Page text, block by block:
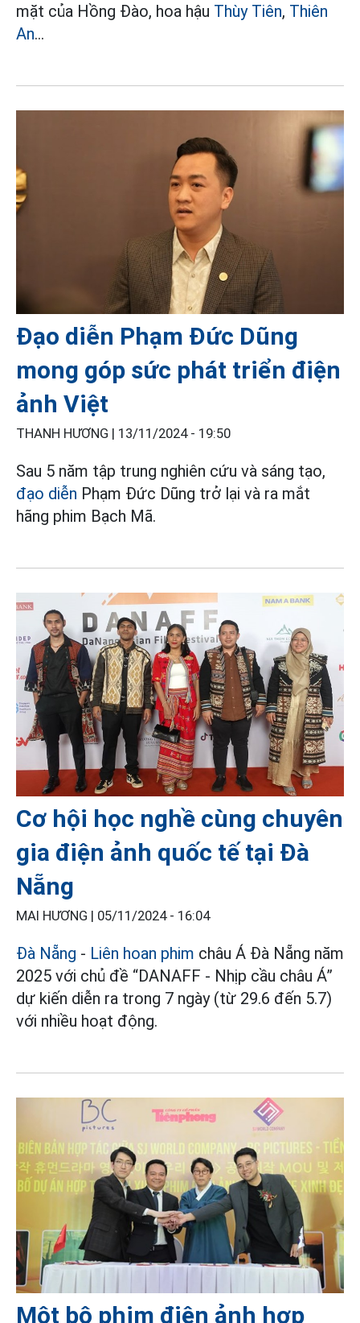
mặt của Hồng Đào, hoa hậu Thùy Tiên, Thiên
An...
Đạo diễn Phạm Đức Dũng
mong góp sức phát triển điện
ảnh Việt
THANH HƯƠNG | 13/11/2024 - 19:50
Sau 5 năm tập trung nghiên cứu và sáng tạo,
đạo diễn Phạm Đức Dũng trở lại và ra mắt
hãng phim Bạch Mã.
Cơ hội học nghề cùng chuyên
gia điện ảnh quốc tế tại Đà
Nẵng
MAI HƯƠNG | 05/11/2024 - 16:04
Đà Nẵng - Liên hoan phim châu Á Đà Nẵng năm
2025 với chủ đề “DANAFF - Nhịp cầu châu Á”
dự kiến diễn ra trong 7 ngày (từ 29.6 đến 5.7)
với nhiều hoạt động.
Một bộ phim điện ảnh hợp